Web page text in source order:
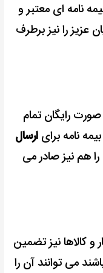
نامه ای معتبر و
عزیز را نیز برطرف
به صورت رایگان تمام
نامه برایارسال
را هم نیز صادر می
و کالاها نیز تضمین
می توانند آن را